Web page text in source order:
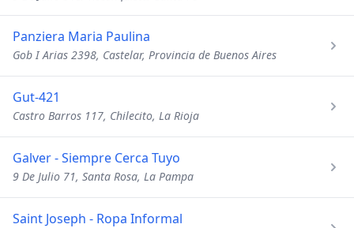
Panziera Maria Paulina
Gob I Arias 2398, Castelar, Provincia de Buenos Aires
Gut-421
Castro Barros 117, Chilecito, La Rioja
Galver - Siempre Cerca Tuyo
9 De Julio 71, Santa Rosa, La Pampa
Saint Joseph - Ropa Informal